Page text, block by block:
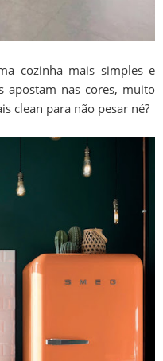
cozinha mais simples e
apostam nas cores, muito
clean para não pesar né?